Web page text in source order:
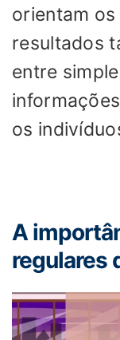
orientam
resultados
entre
os
A
regulares